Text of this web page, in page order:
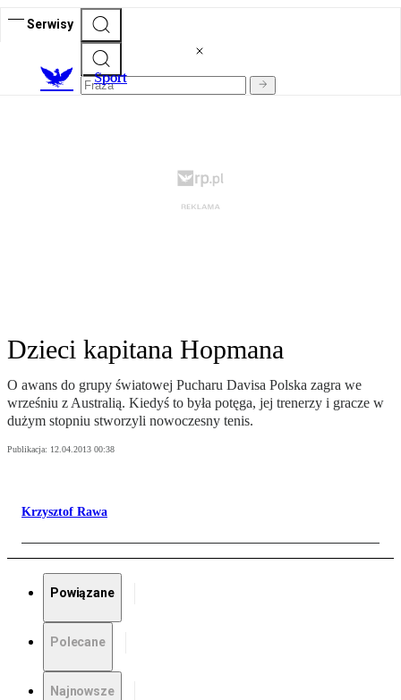
Serwisy
Sport
Dzieci kapitana Hopmana
O awans do grupy światowej Pucharu Davisa Polska zagra we
wrześniu z Australią. Kiedyś to była potęga, jej trenerzy i gracze w
dużym stopniu stworzyli nowoczesny tenis.
Publikacja: 12.04.2013 00:38
Krzysztof Rawa
Powiązane
Polecane
Najnowsze